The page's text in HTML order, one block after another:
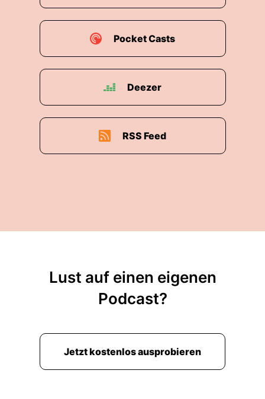
Pocket Casts
Deezer
RSS Feed
Lust auf einen eigenen
Podcast?
Jetzt kostenlos ausprobieren